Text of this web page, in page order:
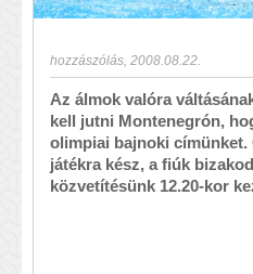
hozzászólás 2008.08.22.
Az álmok valóra
kell jutni Montenegrón,
olimpiai bajnoki címünket.
játékra kész, a fiúk
közvetítésünk 12.20-kor